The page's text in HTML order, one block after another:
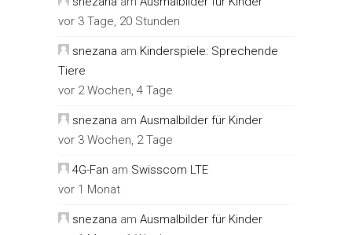
vor 3 Tage, 20 Stunden
snezana am Kinderspiele: Sprechende
Tiere
vor 2 Wochen, 4 Tage
snezana am Ausmalbilder für Kinder
vor 3 Wochen, 2 Tage
4G-Fan am Swisscom LTE
vor 1 Monat
snezana am Ausmalbilder für Kinder